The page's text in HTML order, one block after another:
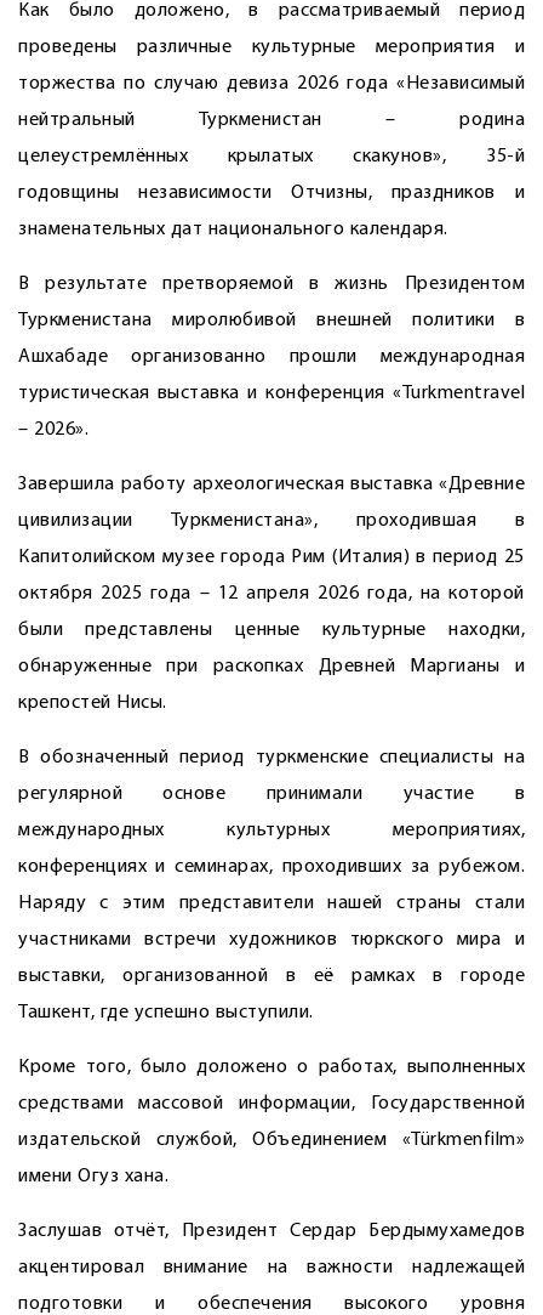
Как было доложено, в рассматриваемый период
проведены различные культурные мероприятия и
торжества по случаю девиза 2026 года «Независимый
нейтральный Туркменистан – родина
целеустремлённых крылатых скакунов», 35-й
годовщины независимости Отчизны, праздников и
знаменательных дат национального календаря.
В результате претворяемой в жизнь Президентом
Туркменистана миролюбивой внешней политики в
Ашхабаде организованно прошли международная
туристическая выставка и конференция «Turkmentravel
– 2026».
Завершила работу археологическая выставка «Древние
цивилизации Туркменистана», проходившая в
Капитолийском музее города Рим (Италия) в период 25
октября 2025 года – 12 апреля 2026 года, на которой
были представлены ценные культурные находки,
обнаруженные при раскопках Древней Маргианы и
крепостей Нисы.
В обозначенный период туркменские специалисты на
регулярной основе принимали участие в
международных культурных мероприятиях,
конференциях и семинарах, проходивших за рубежом.
Наряду с этим представители нашей страны стали
участниками встречи художников тюркского мира и
выставки, организованной в её рамках в городе
Ташкент, где успешно выступили.
Кроме того, было доложено о работах, выполненных
средствами массовой информации, Государственной
издательской службой, Объединением «Türkmenfilm»
имени Огуз хана.
Заслушав отчёт, Президент Сердар Бердымухамедов
акцентировал внимание на важности надлежащей
подготовки и обеспечения высокого уровня